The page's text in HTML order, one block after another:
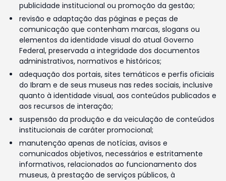
publicidade institucional ou promoção da gestão;
revisão e adaptação das páginas e peças de
comunicação que contenham marcas, slogans ou
elementos da identidade visual do atual Governo
Federal, preservada a integridade dos documentos
administrativos, normativos e históricos;
adequação dos portais, sites temáticos e perfis oficiais
do Ibram e de seus museus nas redes sociais, inclusive
quanto à identidade visual, aos conteúdos publicados e
aos recursos de interação;
suspensão da produção e da veiculação de conteúdos
institucionais de caráter promocional;
manutenção apenas de notícias, avisos e
comunicados objetivos, necessários e estritamente
informativos, relacionados ao funcionamento dos
museus, à prestação de serviços públicos, à